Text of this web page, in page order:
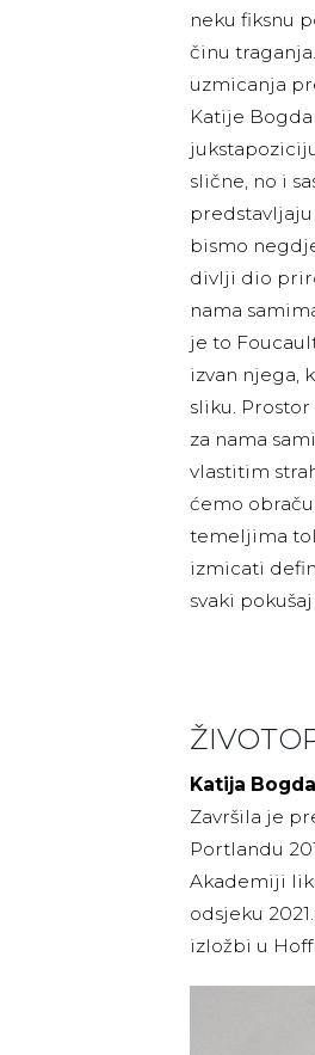
neku fiksnu
činu
uzmicanja
Katije
slične, no i
bismo
divlji dio
nama
je to
izvan njega,
sliku.
za nama
vlastitim
ćemo
temeljima
izmicati
svaki
Katija
Završila je
Portlandu
Akademiji
odsjeku
izložbi u